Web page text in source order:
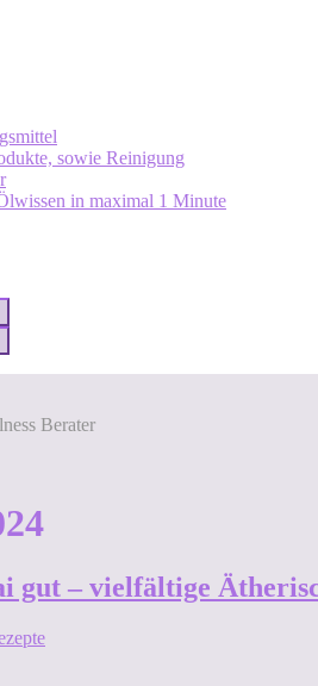
sowie Reinigung
in maximal 1 Minute
Berater
gut – vielfältige